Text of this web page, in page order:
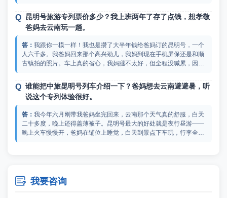
手，比我家浴室还安全。至于昆明号列车多少钱，你可以在足动旅游
专列查到，他们没有中间商抽成，是一手票源，价格很有优势。
昆明号旅游专列票价多少？我上班两年了存了点钱，想孝敬
爸妈去云南玩一趟。
我跟你一模一样！我也是攒了大半年钱给爸妈订的昆明号，一个
人六千多。我爸妈回来那个高兴劲儿，我妈到现在手机屏保还是和顺
古镇拍的照片。车上真的省心，我妈腿不太好，但全程没喊累，因为
个24小时管家，我爸有糖尿病，我提前填了表，管家会告诉他哪个菜
能吃哪个不能吃。昆明号还有很多礼遇都非常贴心，你可以去足动旅
游专列看看，上面不仅能查到昆明号旅游专列票价，还把他们的费用
谁能把中旅昆明号列车介绍一下？爸妈想去云南避避暑，听
说这个专列体验很好。
我今年六月刚带我爸妈坐完回来，云南那个天气真的舒服，白天
二十多度，晚上还得盖薄被子。昆明号最大的好处就是夜行昼游——
晚上火车慢慢开，爸妈在铺位上睡觉，白天到景点下车玩，行李全扔
了解昆明号。
我爸妈坐过两次专列了，去年东北今年新疆，上个月刚让他们坐
 我要咨询